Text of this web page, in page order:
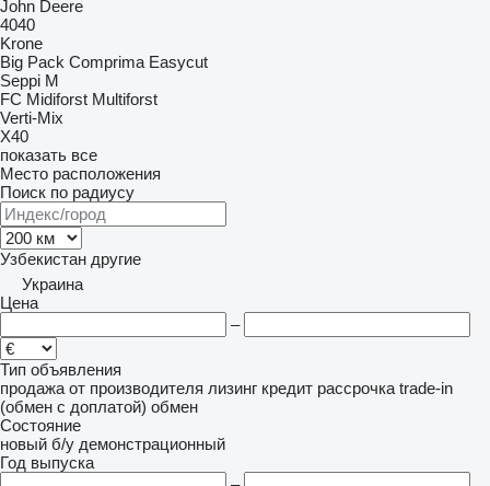
John Deere
4040
Krone
Big Pack Comprima Easycut
Seppi M
FC Midiforst Multiforst
Verti-Mix
X40
показать все
Место расположения
Поиск по радиусу
Узбекистан другие
Украина
Цена
–
Тип объявления
продажа от производителя лизинг кредит рассрочка trade-in
(обмен с доплатой) обмен
Состояние
новый б/у демонстрационный
Год выпуска